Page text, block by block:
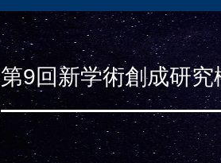
第9回新学術創成研